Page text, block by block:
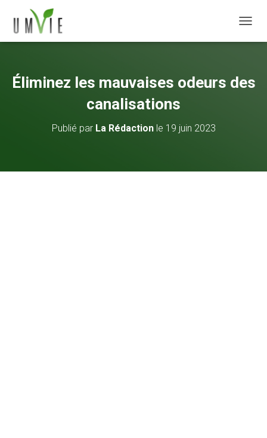
Éliminez les mauvaises odeurs des
canalisations
Publié par La Rédactionle 19 juin 2023